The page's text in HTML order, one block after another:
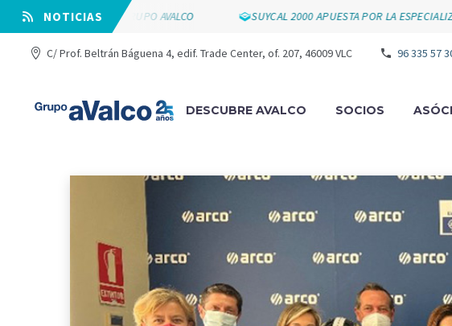
⠀NOTICIAS
25 AÑOS DE GRUPO AVALCO SUYCAL 2000 APUESTA POR LA ESPECIALIZACIÓN
C/ Prof. Beltrán Báguena 4, edif. Trade Center, of. 207, 46009 VLC 96 335 57
DESCUBRE AVALCO SOCIOS